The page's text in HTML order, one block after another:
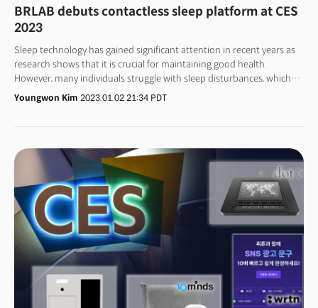
정리했다.
BRLAB debuts contactless sleep platform at CES
2023
Sleep technology has gained significant attention in recent years as
research shows that it is crucial for maintaining good health.
However, many individuals struggle with sleep disturbances, which
can have negative impacts on both physical and mental well-being.
Sleep is not just a time for rest, but also plays a crucial role in
Zable, for the first time.
Youngwon Kim 2023.01.02 21:34 PDT